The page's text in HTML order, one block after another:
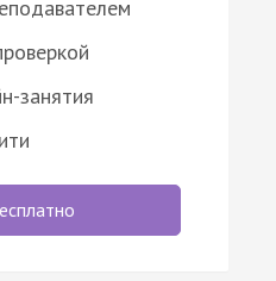
занятия